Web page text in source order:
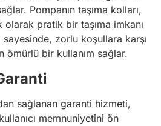
Pompanın taşıma kolları,
olarak pratik bir taşıma imkanı
sayesinde, zorlu koşullara karşı
ömürlü bir kullanım sağlar.
sağlanan garanti hizmeti,
memnuniyetini ön